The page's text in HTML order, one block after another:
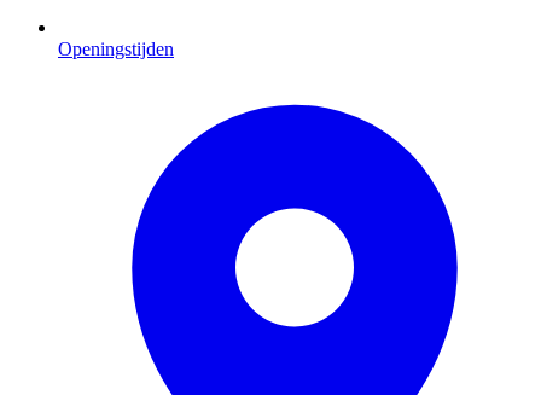
Openingstijden